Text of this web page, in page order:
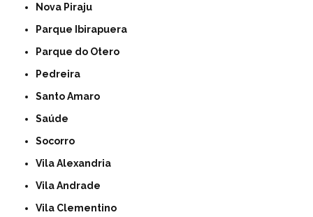
Nova Piraju
Parque Ibirapuera
Parque do Otero
Pedreira
Santo Amaro
Saúde
Socorro
Vila Alexandria
Vila Andrade
Vila Clementino